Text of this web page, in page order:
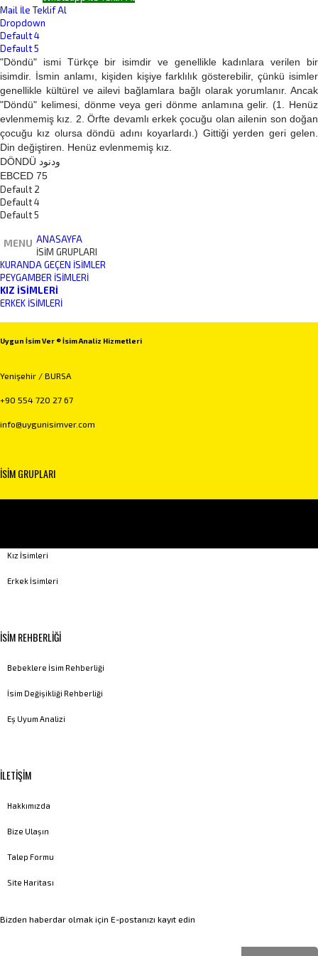
Mail İle Teklif Al
Dropdown
Default 4
Default 5
"Döndü" ismi Türkçe bir isimdir ve genellikle kadınlara verilen bir
isimdir. İsmin anlamı, kişiden kişiye farklılık gösterebilir, çünkü isimler
genellikle kültürel ve ailevi bağlamlara bağlı olarak yorumlanır. Ancak
"Döndü" kelimesi, dönme veya geri dönme anlamına gelir. (1. Henüz
evlenmemiş kız. 2. Örfte devamlı erkek çocuğu olan ailenin son doğan
çocuğu kız olursa döndü adını koyarlardı.) Gittiği yerden geri gelen.
Din değiştiren. Henüz evlenmemiş kız.
DÖNDÜ ودنود
EBCED 75
Default 2
Default 4
Default 5
MENU ANASAYFA
İSİM GRUPLARI
KURANDA GEÇEN İSIMLER
PEYGAMBER İSIMLERI
KIZ İSIMLERI
ERKEK İSIMLERI
Uygun İsim Ver ® İsim Analiz Hizmetleri
Yenişehir / BURSA
+90 554 720 27 67
info@uygunisimver.com
İSİM GRUPLARI
Kız İsimleri
Erkek İsimleri
İSİM REHBERLİĞİ
Bebeklere İsim Rehberliği
İsim Değişikliği Rehberliği
Eş Uyum Analizi
İLETİŞİM
Hakkımızda
Bize Ulaşın
Talep Formu
Site Haritası
Bizden haberdar olmak için E-postanızı kayıt edin